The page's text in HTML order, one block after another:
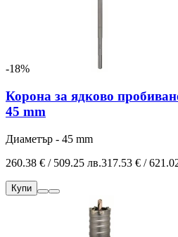
-18%
Корона за ядково
45 mm
Диаметър - 45 mm
260.38 € / 509.25 лв.317.53 € /
Купи